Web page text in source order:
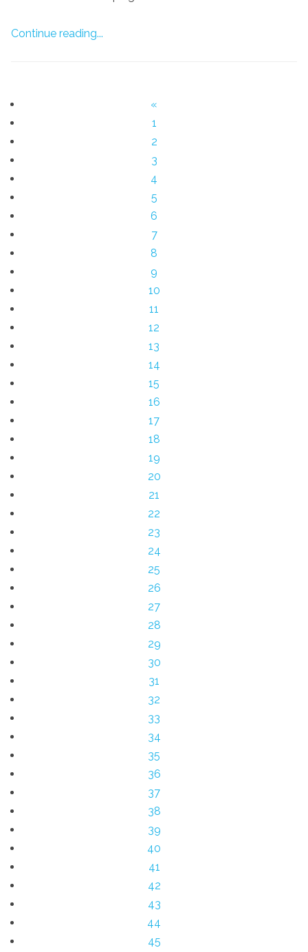
Continue reading...
«
1
2
3
4
5
6
7
8
9
10
11
12
13
14
15
16
17
18
19
20
21
22
23
24
25
26
27
28
29
30
31
32
33
34
35
36
37
38
39
40
41
42
43
44
45